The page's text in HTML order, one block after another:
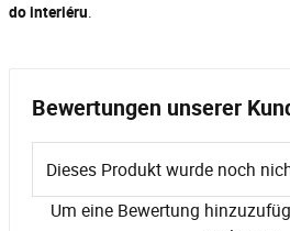
do interiéru.
Bewertungen unserer
Dieses Produkt wurde noch
Um eine Bewertung